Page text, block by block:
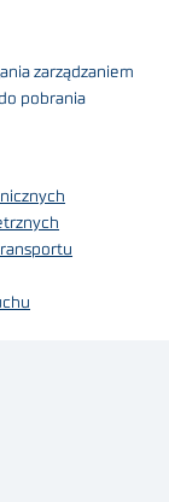
zarządzaniem
pobrania